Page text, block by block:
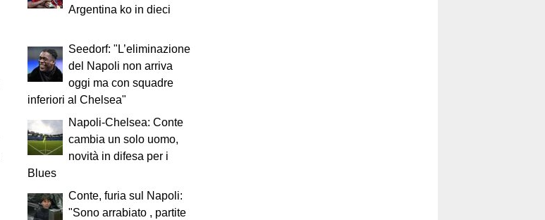
Argentina ko in dieci
Seedorf: "L’eliminazione
del Napoli non arriva
oggi ma con squadre
inferiori al Chelsea"
Napoli-Chelsea: Conte
cambia un solo uomo,
novità in difesa per i
Blues
Conte, furia sul Napoli:
"Sono arrabiato , partite